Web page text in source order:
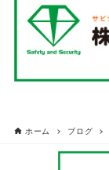
ホーム ブログ